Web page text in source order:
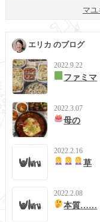
マ
エリカ のブログ
2022.9.22
ファミマ
2022.3.07
母の
2022.2.16
草
2022.2.08
本質……